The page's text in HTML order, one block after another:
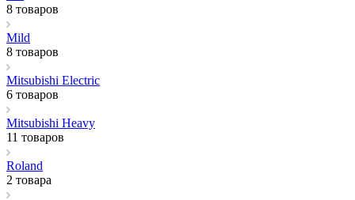
8 товаров
Mild
8 товаров
Mitsubishi Electric
6 товаров
Mitsubishi Heavy
11 товаров
Roland
2 товара